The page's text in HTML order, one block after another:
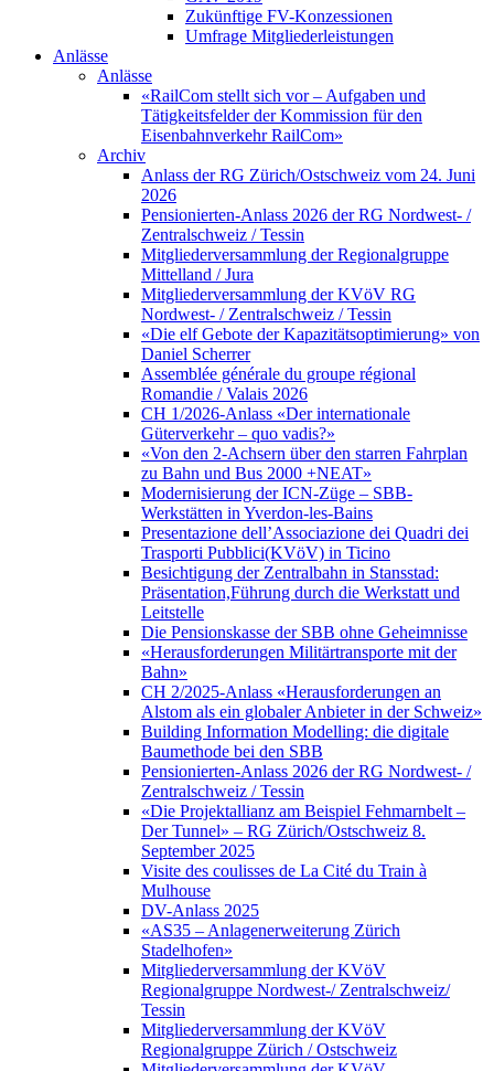
Zukünftige FV-Konzessionen
Umfrage Mitgliederleistungen
Anlässe
Anlässe
«RailCom stellt sich vor – Aufgaben und
Tätigkeitsfelder der Kommission für den
Eisenbahnverkehr RailCom»
Archiv
Anlass der RG Zürich/Ostschweiz vom 24. Juni
2026
Pensionierten-Anlass 2026 der RG Nordwest- /
Zentralschweiz / Tessin
Mitgliederversammlung der Regionalgruppe
Mittelland / Jura
Mitgliederversammlung der KVöV RG
Nordwest- / Zentralschweiz / Tessin
«Die elf Gebote der Kapazitätsoptimierung» von
Daniel Scherrer
Assemblée générale du groupe régional
Romandie / Valais 2026
CH 1/2026-Anlass «Der internationale
Güterverkehr – quo vadis?»
«Von den 2-Achsern über den starren Fahrplan
zu Bahn und Bus 2000 +NEAT»
Modernisierung der ICN-Züge – SBB-
Werkstätten in Yverdon-les-Bains
Presentazione dell’Associazione dei Quadri dei
Trasporti Pubblici(KVöV) in Ticino
Besichtigung der Zentralbahn in Stansstad:
Präsentation,Führung durch die Werkstatt und
Leitstelle
Die Pensionskasse der SBB ohne Geheimnisse
«Herausforderungen Militärtransporte mit der
Bahn»
CH 2/2025-Anlass «Herausforderungen an
Alstom als ein globaler Anbieter in der Schweiz»
Building Information Modelling: die digitale
Baumethode bei den SBB
Pensionierten-Anlass 2026 der RG Nordwest- /
Zentralschweiz / Tessin
«Die Projektallianz am Beispiel Fehmarnbelt –
Der Tunnel» – RG Zürich/Ostschweiz 8.
September 2025
Visite des coulisses de La Cité du Train à
Mulhouse
DV-Anlass 2025
«AS35 – Anlagenerweiterung Zürich
Stadelhofen»
Mitgliederversammlung der KVöV
Regionalgruppe Nordwest-/ Zentralschweiz/
Tessin
Mitgliederversammlung der KVöV
Regionalgruppe Zürich / Ostschweiz